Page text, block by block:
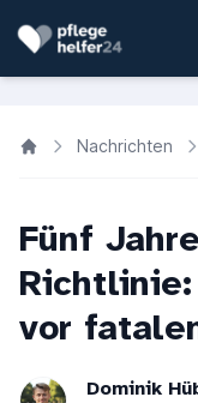
Nachrichten
Fünf
vor
Dominik